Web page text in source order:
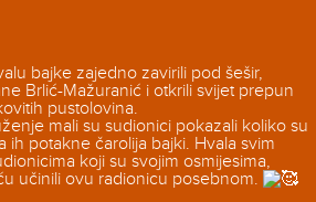
bajke zajedno zavirili pod šešir,
Brlić-Mažuranić i otkrili svijet prepun
pustolovina.
mali su sudionici pokazali koliko su
ih potakne čarolija bajki. Hvala svim
koji su svojim osmijesima,
učinili ovu radionicu posebnom.